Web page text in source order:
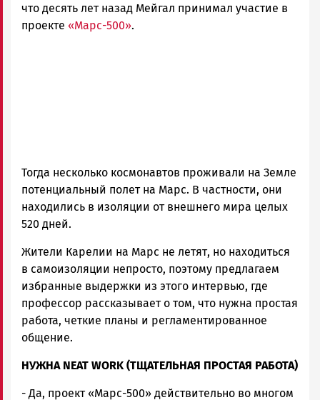
что десять лет назад Мейгал принимал участие в
проекте «Марс-500».
Тогда несколько космонавтов проживали на Земле
потенциальный полет на Марс. В частности, они
находились в изоляции от внешнего мира целых
520 дней.
Жители Карелии на Марс не летят, но находиться
в самоизоляции непросто, поэтому предлагаем
избранные выдержки из этого интервью, где
профессор рассказывает о том, что нужна простая
работа, четкие планы и регламентированное
общение.
НУЖНА NEAT WORK (ТЩАТЕЛЬНАЯ ПРОСТАЯ РАБОТА)
- Да, проект «Марс-500» действительно во многом